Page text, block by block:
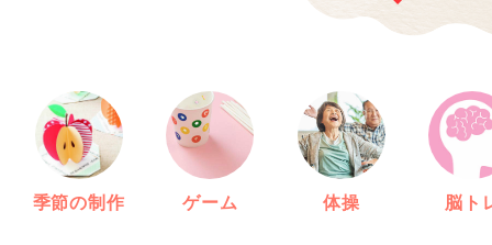
季節の制作 ゲーム 体操 脳ト